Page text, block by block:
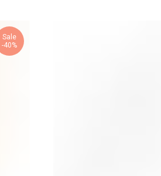
Sale
-40%